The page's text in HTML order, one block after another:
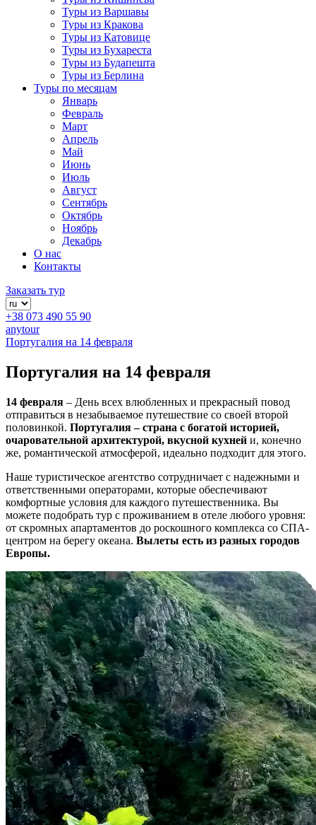
Туры из Варшавы
Туры из Кракова
Туры из Катовице
Туры из Бухареста
Туры из Будапешта
Туры из Берлина
Туры по месяцам
Январь
Февраль
Март
Апрель
Май
Июнь
Июль
Август
Сентябрь
Октябрь
Ноябрь
Декабрь
О нас
Контакты
Заказать тур
+38 073 490 55 90
anytour
Португалия на 14 февраля
Португалия на 14 февраля
14 февраля – День всех влюбленных и прекрасный повод
отправиться в незабываемое путешествие со своей второй
половинкой. Португалия – страна с богатой историей,
очаровательной архитектурой, вкусной кухней и, конечно
же, романтической атмосферой, идеально подходит для этого.
Наше туристическое агентство сотрудничает с надежными и
ответственными операторами, которые обеспечивают
комфортные условия для каждого путешественника. Вы
можете подобрать тур с проживанием в отеле любого уровня:
от скромных апартаментов до роскошного комплекса со СПА-
центром на берегу океана. Вылеты есть из разных городов
Европы.